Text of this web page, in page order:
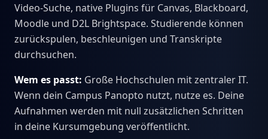
Video-Suche, native Plugins für Canvas, Blackboard,
Moodle und D2L Brightspace. Studierende können
zurückspulen, beschleunigen und Transkripte
durchsuchen.
Wem es passt: Große Hochschulen mit zentraler IT.
Wenn dein Campus Panopto nutzt, nutze es. Deine
Aufnahmen werden mit null zusätzlichen Schritten
in deine Kursumgebung veröffentlicht.